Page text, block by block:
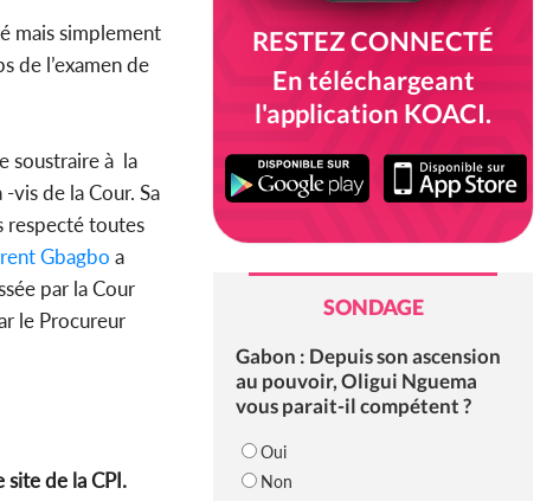
mais simplement
de l’examen de
soustraire à la
vis de la Cour. Sa
respecté toutes
Gbagbo a
par la Cour
le Procureur
site de la CPI.
RESTEZ CONNECTÉ
En téléchargeant
l'application KOACI.
SONDAGE
Gabon : Depuis son ascension
au pouvoir, Oligui Nguema
vous parait-il compétent ?
Oui
Non